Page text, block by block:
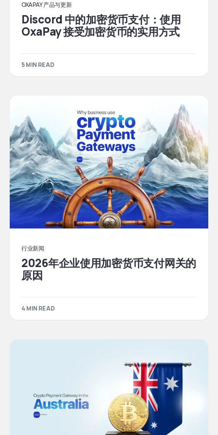
OXAPAY 产品与更新
Discord 中的加密货币支付：使用
OxaPay 接受加密货币的实用方式
5 MIN READ
行业新闻
2026年企业使用加密货币支付网关的
原因
4 MIN READ